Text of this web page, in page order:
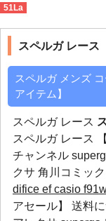
51La
スペルガ レース
スペルガ メンズ
アイテム】
スペルガ レース
スペルガ レース
チャンネル
クサ 角川コミッ
difice efcasio
アセール】 送料